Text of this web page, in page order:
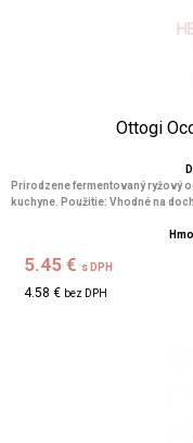
Ottogi
Prirodzene fermentovaný ryžový
kuchyne. Použitie: Vhodné na
5.45 € s DPH
4.58 € bez DPH